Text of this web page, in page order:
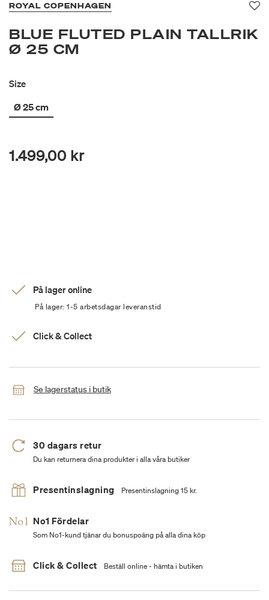
ROYAL COPENHAGEN
BLUE FLUTED PLAIN TALLRIK
Ø 25 CM
Size
Ø 25 cm
1.499,00 kr
På lager online
På lager: 1-5 arbetsdagar leveranstid
Click & Collect
Se lagerstatus i butik
30 dagars retur
Du kan returnera dina produkter i alla våra butiker
Presentinslagning Presentinslagning 15 kr.
No1 Fördelar
Som No1-kund tjänar du bonuspoäng på alla dina köp
Click & Collect Beställ online - hämta i butiken